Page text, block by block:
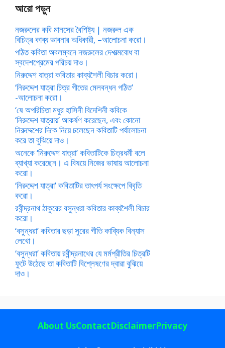
আরো পড়ুন
নজরুলের কবি মানসের বৈশিষ্ট্য | নজরুল এক
বিচিত্র কাব্য ভাবনার অধিকারী, –আলোচনা করো।
পঠিত কবিতা অবলম্বনে নজরুলের দেশাত্মবোধ বা
স্বদেশপ্রেমের পরিচয় দাও।
নিরুদ্দেশ যাত্রা কবিতার কাব্যশৈলী বিচার করো।
‘নিরুদ্দেশ যাত্রা চিত্র গীতের মেলবন্ধন গঠিত’
-আলোচনা করো।
‘ষে অপরিচিতা মধুর হাসিনী বিদেশিনী কবিকে
‘নিরুদ্দেশ যাত্রায়’ আকর্ষণ করেছেন, এবং কোনো
নিরুদ্দেশের দিকে নিয়ে চলেছেন কবিতাটি পর্যালোচনা
করে তা বুঝিয়ে দাও।
অনেকে ‘নিরুদ্দেশ যাত্রা’ কবিতাটিকে চিত্রধর্মী বলে
ব্যাখ্যা করেছেন। এ বিষয়ে নিজের ভাষায় আলোচনা
করো।
‘নিরুদ্দেশ যাত্রা’ কবিতাটির তাৎপর্য সংক্ষেপে বিবৃতি
করো।
রবীন্দ্রনাথ ঠাকুরের বসুন্ধরা কবিতার কাব্যশৈলী বিচার
করো।
‘বসুন্ধরা’ কবিতার ছড়া সুরের গীতি কাব্যিক বিন্যাস
লেখো।
‘বসুন্ধরা’ কবিতায় রবীন্দ্রনাথের যে মর্মপ্রীতির চিত্রটি
ফুটে উঠেছে তা কবিতাটি বিশ্লেষণের দ্বারা বুঝিয়ে
দাও।
About UsContactDisclaimerPrivacy